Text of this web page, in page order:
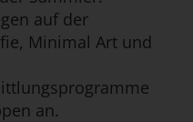
auf der
Minimal Art und
an.